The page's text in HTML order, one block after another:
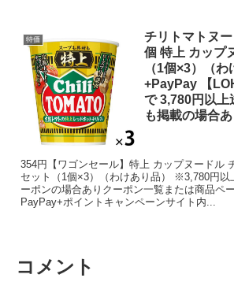
特価
チリトマトヌ
個 特上 カップ
（1個×3）（わ
+PayPay 【
で 3,780円以上
も掲載の場合あ
354円【ワゴンセール】特上 カップヌードル
セット（1個×3）（わけあり品） ※3,780円以
ーポンの場合ありクーポン一覧または商品ペ
PayPay+ポイントキャンペーンサイト内...
コメント